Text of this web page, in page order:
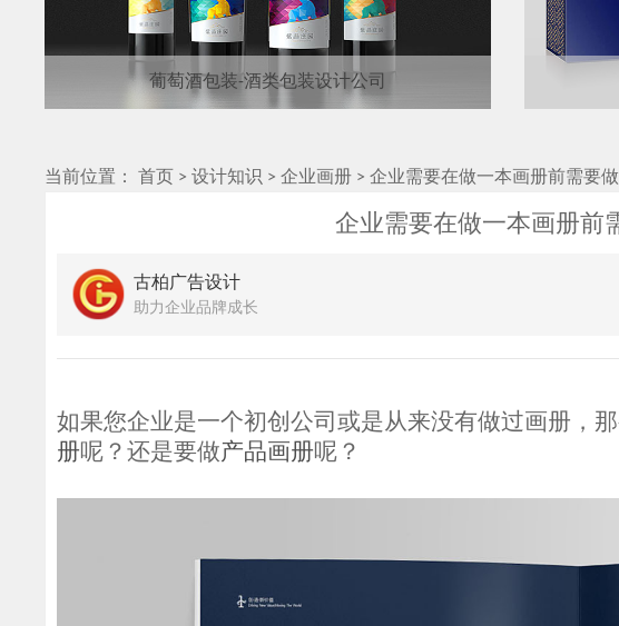
葡萄酒包装-酒类包装设计公司
当前位置： 首页 >设计知识 >企业画册 >企业需要在做一本画册前需要
企业需要在做一本画册前
古柏广告设计
助力企业品牌成长
如果您企业是一个初创公司或是从来没有做过画册，
册呢？还是要做产品画册呢？